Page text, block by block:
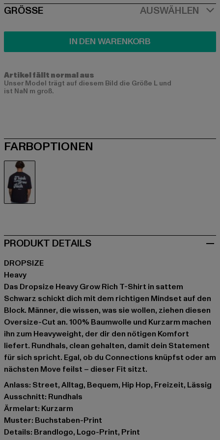
SIZE
GRÖSSE AUSWÄHLEN
IN DEN WARENKORB
Artikel fällt normal aus
Unser Model trägt auf diesem Bild die Größe L und
ist NaN m groß.
FARBOPTIONEN
PRODUKT DETAILS
DROPSIZE
Heavy
Das Dropsize Heavy Grow Rich T-Shirt in sattem
Schwarz schickt dich mit dem richtigen Mindset auf den
Block. Männer, die wissen, was sie wollen, ziehen diesen
Oversize-Cut an. 100% Baumwolle und Kurzarm machen
ihn zum Heavyweight, der dir den nötigen Komfort
liefert. Rundhals, clean gehalten, damit dein Statement
für sich spricht. Egal, ob du Connections knüpfst oder am
nächsten Move feilst – dieser Fit sitzt.
Anlass: Street, Alltag, Bequem, Hip Hop, Freizeit, Lässig
Ausschnitt: Rundhals
Ärmelart: Kurzarm
Muster: Buchstaben-Print
Details: Brandlogo, Logo-Print, Print